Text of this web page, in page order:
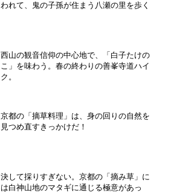
われて、鬼の子孫が住まう八瀬の里を歩く
西山の観音信仰の中心地で、「白子たけの
こ」を味わう。春の終わりの善峯寺道ハイ
ク。
京都の「摘草料理」は、身の回りの自然を
見つめ直すきっかけだ！
決して採りすぎない。京都の「摘み草」に
は白神山地のマタギに通じる極意があっ